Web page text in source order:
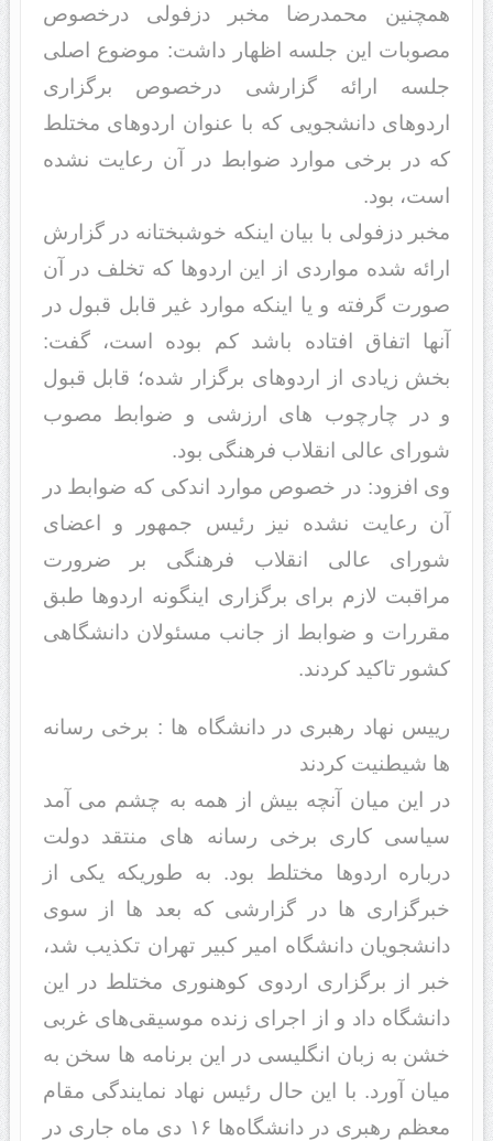
همچنین محمدرضا مخبر دزفولی درخصوص
مصوبات این جلسه اظهار داشت: موضوع اصلی
جلسه ارائه گزارشی درخصوص برگزاری
اردوهای دانشجویی که با عنوان اردوهای مختلط
که در برخی موارد ضوابط در آن رعایت نشده
است، بود.
مخبر دزفولی با بیان اینکه خوشبختانه در گزارش
ارائه شده مواردی از این اردوها که تخلف در آن
صورت گرفته و یا اینکه موارد غیر قابل قبول در
آنها اتفاق افتاده باشد کم بوده است، گفت:
بخش زیادی از اردوهای برگزار شده؛ قابل قبول
و در چارچوب های ارزشی و ضوابط مصوب
شورای عالی انقلاب فرهنگی بود.
وی افزود: در خصوص موارد اندکی که ضوابط در
آن رعایت نشده نیز رئیس جمهور و اعضای
شورای عالی انقلاب فرهنگی بر ضرورت
مراقبت لازم برای برگزاری اینگونه اردوها طبق
مقررات و ضوابط از جانب مسئولان دانشگاهی
کشور تاکید کردند.
رییس نهاد رهبری در دانشگاه ها : برخی رسانه
ها شیطنیت کردند
در این میان آنچه بیش از همه به چشم می آمد
سیاسی کاری برخی رسانه های منتقد دولت
درباره اردوها مختلط بود. به طوریکه یکی از
خبرگزاری ها در گزارشی که بعد ها از سوی
دانشجویان دانشگاه امیر کبیر تهران تکذیب شد،
خبر از برگزاری اردوی کوهنوری مختلط در این
دانشگاه داد و از اجرای زنده موسیقی‌های غربی
خشن به زبان انگلیسی در این برنامه ها سخن به
میان آورد. با این حال رئیس نهاد نمایندگی مقام
معظم رهبری در دانشگاه‌ها ۱۶ دی ماه جاری در